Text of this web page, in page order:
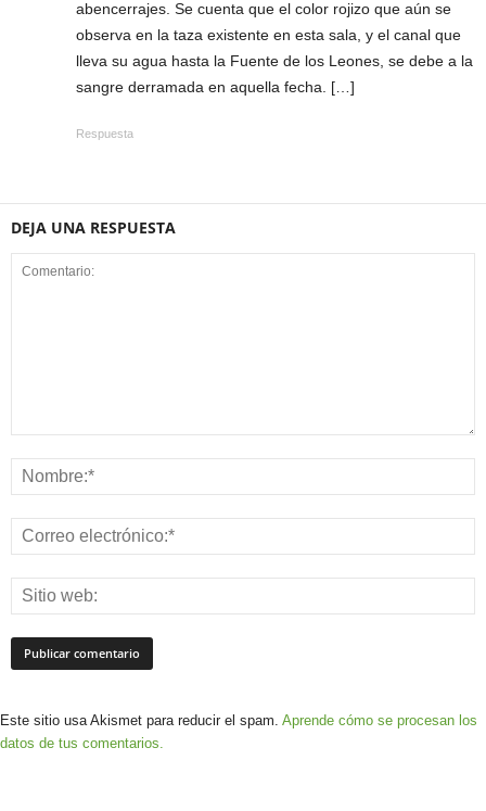
abencerrajes. Se cuenta que el color rojizo que aún se
observa en la taza existente en esta sala, y el canal que
lleva su agua hasta la Fuente de los Leones, se debe a la
sangre derramada en aquella fecha. […]
Respuesta
DEJA UNA RESPUESTA
Este sitio usa Akismet para reducir el spam. Aprende cómo se procesan los
datos de tus comentarios.